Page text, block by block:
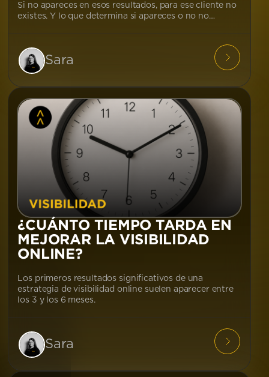
Si no apareces en esos resultados, para ese cliente no
existes. Y lo que determina si apareces o no no…
Sara
¿CUÁNTO TIEMPO TARDA EN
MEJORAR LA VISIBILIDAD
ONLINE?
Los primeros resultados significativos de una
estrategia de visibilidad online suelen aparecer entre
los 3 y los 6 meses.
Sara